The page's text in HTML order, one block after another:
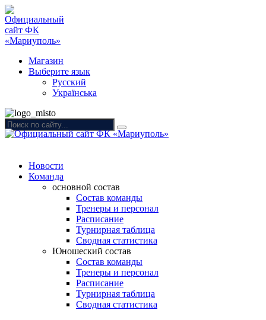
Магазин
Выберите язык
Русский
Українська
Новости
Команда
основной состав
Состав команды
Тренеры и персонал
Расписание
Турнирная таблица
Сводная статистика
Юношеский состав
Состав команды
Тренеры и персонал
Расписание
Турнирная таблица
Сводная статистика